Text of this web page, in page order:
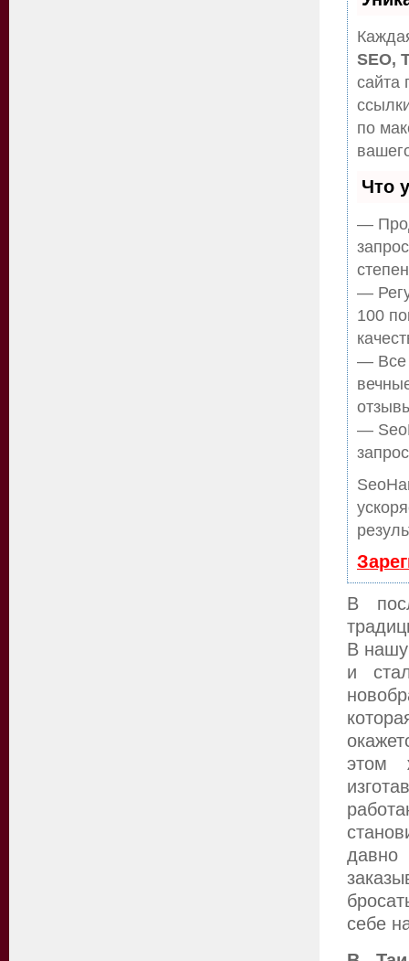
SEO,
сайта
по
Что
—
—
100
— Все
—
В
В нашу
и
этом
давно
себе